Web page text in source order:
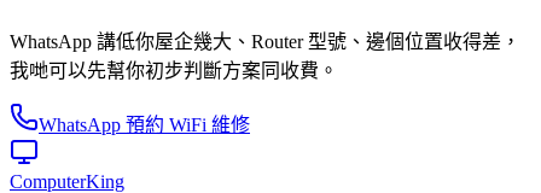
WhatsApp 講低你屋企幾大、Router 型號、邊個位置收得差，
我哋可以先幫你初步判斷方案同收費。
WhatsApp 預約 WiFi 維修
ComputerKing